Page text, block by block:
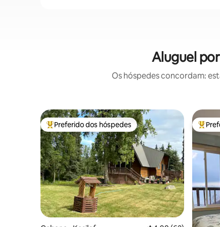
Aluguel
Os hóspedes concordam:
Entre os melhores preferidos dos hóspedes
Preferido dos hóspedes Entre